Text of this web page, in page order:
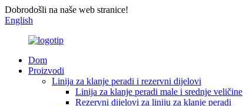
Dobrodošli na naše web stranice!
English
Dom
Proizvodi
Linija za klanje peradi i rezervni dijelovi
Linija za klanje peradi male i srednje veličine
Rezervni dijelovi za liniju za klanje peradi